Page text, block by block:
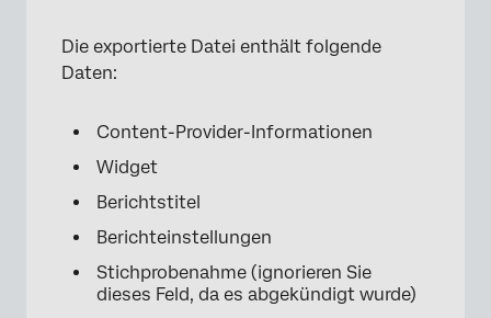
Die exportierte Datei enthält folgende
Daten:
Content-Provider-Informationen
Widget
Berichtstitel
Berichteinstellungen
Stichprobenahme (ignorieren Sie
dieses Feld, da es abgekündigt wurde)